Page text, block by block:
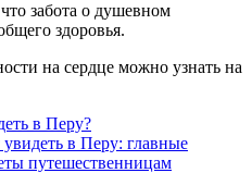
забота о душевном
здоровья.
на сердце можно узнать на
увидеть в Перу: главные
путешественницам